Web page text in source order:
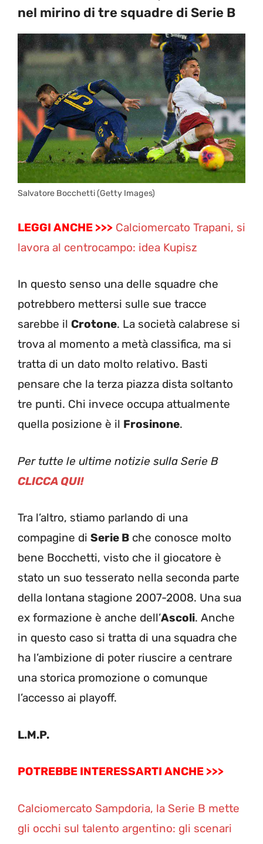
nel mirino di tre squadre di Serie B
Salvatore Bocchetti (Getty Images)
LEGGI ANCHE >>> Calciomercato Trapani, si
lavora al centrocampo: idea Kupisz
In questo senso una delle squadre che
potrebbero mettersi sulle sue tracce
sarebbe il Crotone. La società calabrese si
trova al momento a metà classifica, ma si
tratta di un dato molto relativo. Basti
pensare che la terza piazza dista soltanto
tre punti. Chi invece occupa attualmente
quella posizione è il Frosinone.
Per tutte le ultime notizie sulla Serie B
CLICCA QUI!
Tra l’altro, stiamo parlando di una
compagine di Serie B che conosce molto
bene Bocchetti, visto che il giocatore è
stato un suo tesserato nella seconda parte
della lontana stagione 2007-2008. Una sua
ex formazione è anche dell’Ascoli. Anche
in questo caso si tratta di una squadra che
ha l’ambizione di poter riuscire a centrare
una storica promozione o comunque
l’accesso ai playoff.
L.M.P.
POTREBBE INTERESSARTI ANCHE >>>
Calciomercato Sampdoria, la Serie B mette
gli occhi sul talento argentino: gli scenari